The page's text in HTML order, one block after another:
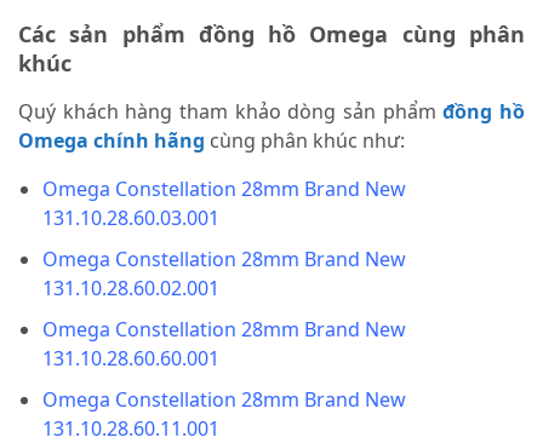
Các sản phẩm đồng hồ Omega cùng phân
khúc
Quý khách hàng tham khảo dòng sản phẩmđồng hồ
Omega chính hãng cùng phân khúc như:
Omega Constellation 28mm Brand New
131.10.28.60.03.001
Omega Constellation 28mm Brand New
131.10.28.60.02.001
Omega Constellation 28mm Brand New
131.10.28.60.60.001
Omega Constellation 28mm Brand New
131.10.28.60.11.001